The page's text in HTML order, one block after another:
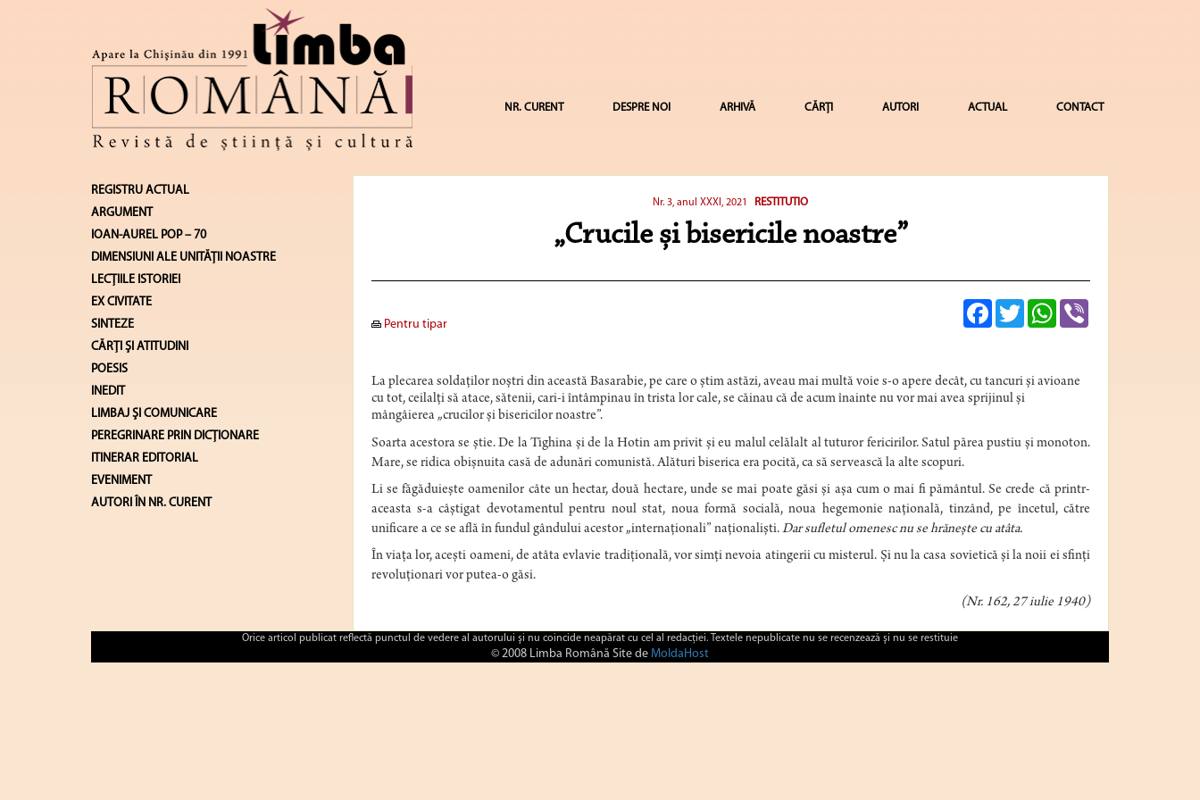
NR. CURENT DESPRE NOI ARHIVĂ CĂRȚI AUTORI ACTUAL CONTACT
REGISTRU ACTUAL
ARGUMENT
IOAN-AUREL POP – 70
DIMENSIUNI ALE UNITĂŢII NOASTRE
LECŢIILE ISTORIEI
EX CIVITATE
SINTEZE
CĂRŢI ŞI ATITUDINI
POESIS
INEDIT
LIMBAJ ŞI COMUNICARE
PEREGRINARE PRIN DICȚIONARE
ITINERAR EDITORIAL
EVENIMENT
AUTORI ÎN NR. CURENT
Nr. 3, anul XXXI, 2021 RESTITUTIO
„Crucile și bisericile noastre”
Pentru tipar
FacebookTwitterWhatsApp
La plecarea soldaților noștri din această Basarabie, pe care o știm astăzi, aveau mai multă voie s-o apere decât, cu tancuri și avioane
cu tot, ceilalți să atace, sătenii, cari-i întâmpinau în trista lor cale, se căinau că de acum înainte nu vor mai avea sprijinul și
mângâierea „crucilor și bisericilor noastre”.
Soarta acestora se știe. De la Tighina și de la Hotin am privit și eu malul celălalt al tuturor fericirilor. Satul părea pustiu și monoton.
Mare, se ridica obișnuita casă de adunări comunistă. Alături biserica era pocită, ca să servească la alte scopuri.
Li se făgăduiește oamenilor câte un hectar, două hectare, unde se mai poate găsi și așa cum o mai fi pământul. Se crede că printr-
aceasta s-a câștigat devotamentul pentru noul stat, noua formă socială, noua hegemonie națională, tinzând, pe încetul, către
unificare a ce se află în fundul gândului acestor „internaționali” naționaliști.Dar sufletul omenesc nu se hrănește cu atâta.
În viața lor, acești oameni, de atâta evlavie tradițională, vor simți nevoia atingerii cu misterul. Și nu la casa sovietică și la noii ei sfinți
revoluționari vor putea-o găsi.
(Nr. 162, 27 iulie 1940)
Orice articol publicat reflectă punctul de vedere al autorului şi nu coincide neapărat cu cel al redacţiei. Textele nepublicate nu se recenzează şi nu se restituie
© 2008 Limba Română Site de MoldaHost